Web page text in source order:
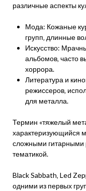
различные аспекты
Мода: Кожаные
групп‚ длинные
Искусство:
альбомов‚ часто
хоррора.
Литература и
режиссеров‚
для металла.
Термин «тяжелый
характеризующийся
сложными гитарными
тематикой.
Black Sabbath‚ Led
одними из первых